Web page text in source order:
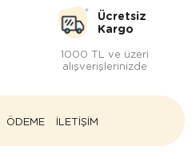
Ücretsiz
Kargo
1000 TL ve üzeri
alışverişlerinizde
ÖDEME İLETİŞİM